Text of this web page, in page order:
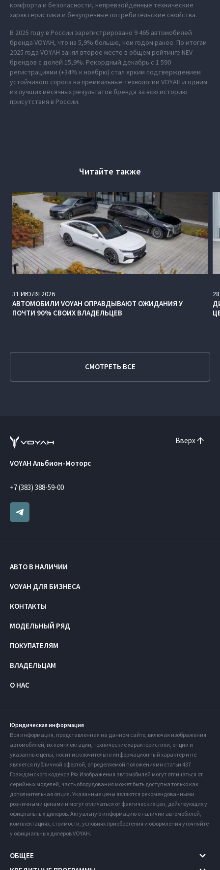
комфорта и безопасности, непревзойденные технические
характеристики и безупречные потребительские свойства.
В 2025 году в России зарегистрировано 9 465 автомобилей
бренда VOYAH, что на 5,9% больше, чем годом ранее. По итогам
2025 года VOYAH занял второе место в общем рейтинге NEV-
брендов с долей 15,9%. Рекордный декабрь с 1 590
регистрациями (+34% к ноябрю) стал ярким подтверждением
устойчивого спроса на премиальные технологии VOYAH и одним
из лучших месячных результатов бренда за всю историю
присутствия в России.
Читайте также
31 ИЮЛЯ 2026
АВТОМОБИЛИ VOYAH ОПРАВДЫВАЮТ ОЖИДАНИЯ У
ПОЧТИ 90% СВОИХ ВЛАДЕЛЬЦЕВ
28
СМОТРЕТЬ ВСЕ
Вверх
VOYAH Альбион-Моторс
+7 (383) 388-59-00
АВТО В НАЛИЧИИ
VOYAH ДЛЯ БИЗНЕСА
КОНТАКТЫ
МОДЕЛЬНЫЙ РЯД
ПОКУПАТЕЛЯМ
ВЛАДЕЛЬЦАМ
О НАС
Юридическая информация
Вся информация, представленная на данном сайте, включая изображения
автомобилей, их комплектации, технические характеристики, опции и
указанные цены, носит исключительно информационный характер и не
является публичной офертой, определяемой положениями статьи 437
Гражданского кодекса РФ. Изображения автомобилей могут отличаться от
серийных моделей, часть оборудования может быть доступна только как
дополнительная опция. Указанные цены являются рекомендованными
розничными ценами и могут отличаться от фактических цен, действующих у
официальных дилеров. Актуальную информацию о наличии автомобилей,
комплектациях, стоимости, условиях приобретения и оформления уточняйте
у официальных дилеров VOYAH.
ОБЩЕЕ